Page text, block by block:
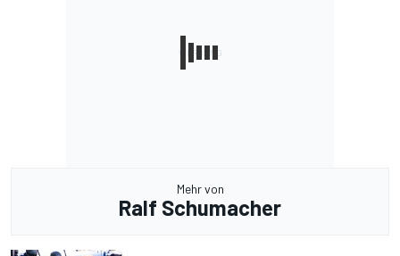
Mehr von
Ralf Schumacher